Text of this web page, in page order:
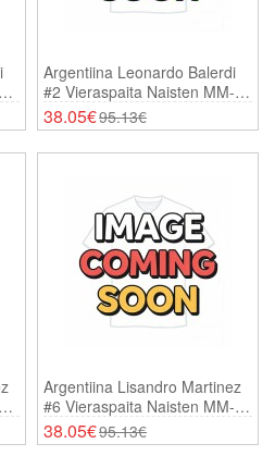
Argentiina Leonardo Balerdi
#2 Vieraspaita Naisten MM-
Kisat 2026 Lyhythihainen
38.05€95.13€
Argentiina Lisandro Martinez
#6 Vieraspaita Naisten MM-
Kisat 2026 Lyhythihainen
38.05€95.13€